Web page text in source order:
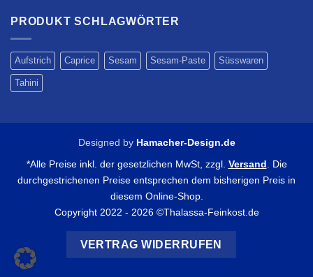
PRODUKT SCHLAGWÖRTER
Aufstrich Caprice Sesam Sesam-Paste Süsswaren
Tahini
Designed by Hamacher-Design.de
*Alle Preise inkl. der gesetzlichen MwSt, zzgl. Versand . Die
durchgestrichenen Preise entsprechen dem bisherigen Preis in
diesem Online-Shop.
Copyright 2022 - 2026 ©Thalassa-Feinkost.de
VERTRAG WIDERRUFEN